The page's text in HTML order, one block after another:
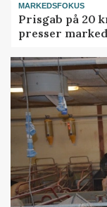
MARKEDSFOKUS
Prisgab på 20
presser